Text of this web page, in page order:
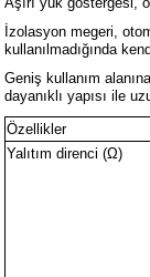
İzolasyon megeri,
kullanılmadığında
Geniş kullanım
dayanıklı yapısı ile
Özellikler
Yalıtım direnci (Ω)